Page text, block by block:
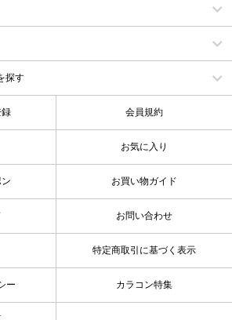
探す
会員規約
お気に入り
お買い物ガイド
お問い合わせ
特定商取引に基づく表示
ー カラコン特集